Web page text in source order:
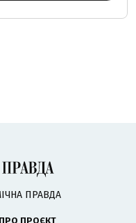
ПРАВДА
ПРО ПРОЄКТ